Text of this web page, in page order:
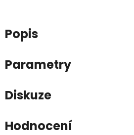
Popis
Parametry
Diskuze
Hodnocení